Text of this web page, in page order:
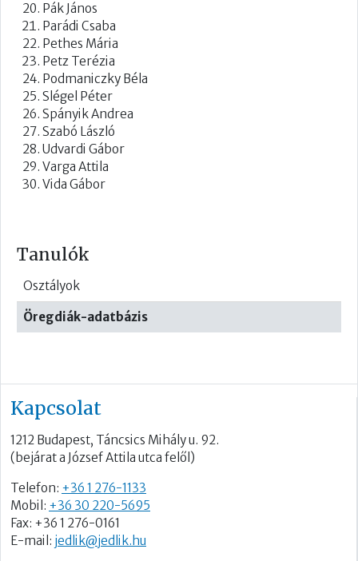
Tanulók
Osztályok
Öregdiák-adatbázis
Pák János
Parádi Csaba
Pethes Mária
Petz Terézia
Podmaniczky Béla
Slégel Péter
Spányik Andrea
Szabó László
Udvardi Gábor
Varga Attila
Vida Gábor
Kapcsolat
1212 Budapest, Táncsics Mihály u. 92.
(bejárat a József Attila utca felől)
Telefon: +36 1 276-1133
Mobil: +36 30 220-5695
Fax: +36 1 276-0161
E-mail: jedlik@jedlik.hu